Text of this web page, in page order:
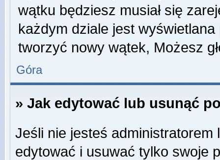
wątku będziesz musiał się
każdym dziale jest
tworzyć nowy wątek, Możesz
Góra
» Jak edytować lub usunąć
Jeśli nie jesteś
edytować i usuwać tylko swoje